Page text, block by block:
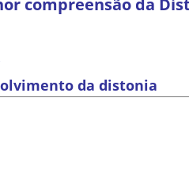
compreensão da
da distonia